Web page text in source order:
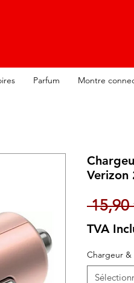
Parfum Montre
Verizon
15,90
TVA
Chargeur &